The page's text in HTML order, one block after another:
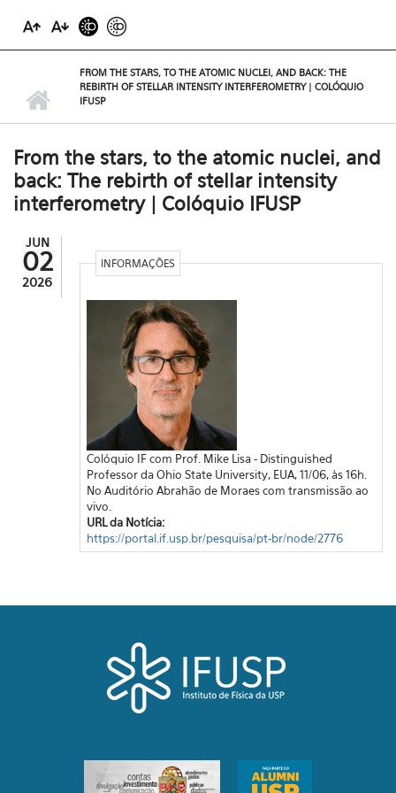
FROM THE STARS, TO THE ATOMIC NUCLEI, AND BACK: THE
REBIRTH OF STELLAR INTENSITY INTERFEROMETRY | COLÓQUIO
IFUSP
From the stars, to the atomic nuclei, and
back: The rebirth of stellar intensity
interferometry | Colóquio IFUSP
JUN
02
2026
INFORMAÇÕES
Colóquio IF com Prof. Mike Lisa - Distinguished
Professor da Ohio State University, EUA, 11/06, às 16h.
No Auditório Abrahão de Moraes com transmissão ao
vivo.
URL da Notícia:
https://portal.if.usp.br/pesquisa/pt-br/node/2776